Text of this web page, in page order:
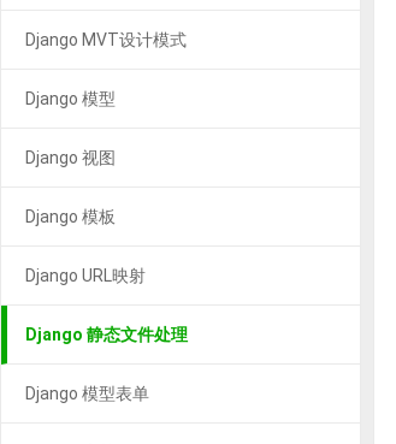
Django MVT设计模式
Django 模型
Django 视图
Django 模板
Django URL映射
Django 静态文件处理
Django 模型表单